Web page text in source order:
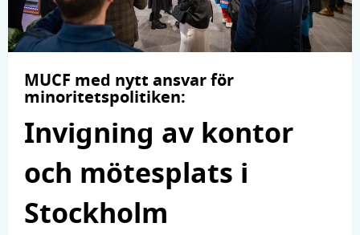
MUCF med nytt ansvar för
minoritetspolitiken:
Invigning av kontor
och mötesplats i
Stockholm